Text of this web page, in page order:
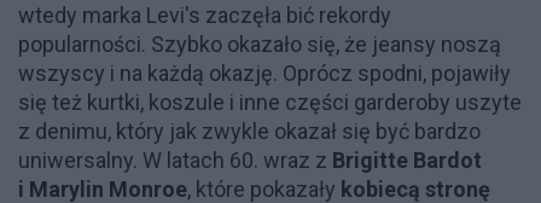
wtedy marka Levi's zaczęła bić rekordy
popularności. Szybko okazało się, że jeansy noszą
wszyscy i na każdą okazję. Oprócz spodni, pojawiły
się też kurtki, koszule i inne części garderoby uszyte
z denimu, który jak zwykle okazał się być bardzo
uniwersalny. W latach 60. wraz z Brigitte Bardot
i Marylin Monroe, które pokazały kobiecą stronę